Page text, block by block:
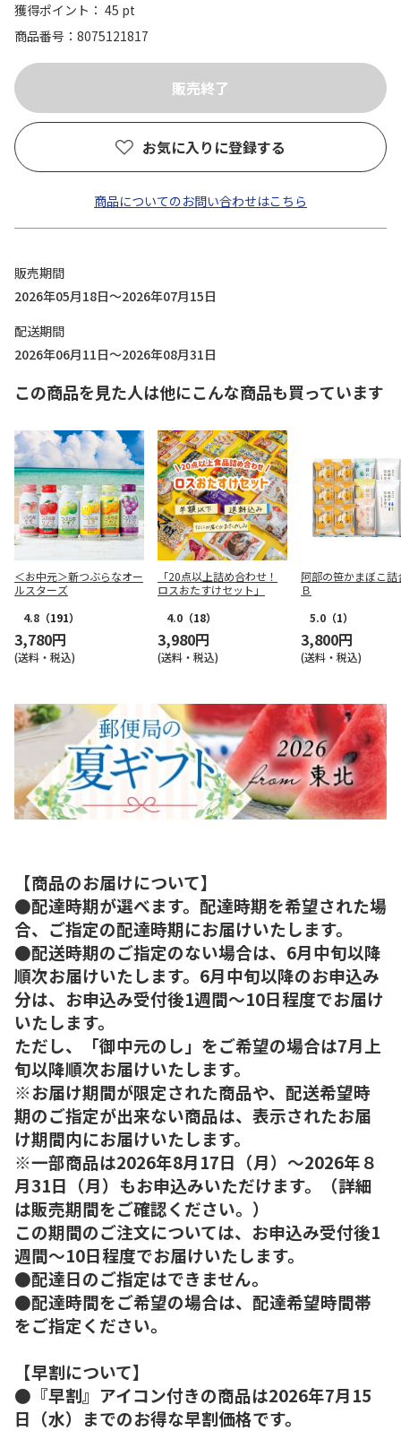
獲得ポイント： 45 pt
商品番号
8075121817
お気に入りに登録する
商品についてのお問い合わせはこちら
販売期間
2026年05月18日～2026年07月15日
配送期間
2026年06月11日～2026年08月31日
この商品を見た人は他にこんな商品も買っています
＜お中元＞新つぶらなオー
ルスターズ
4.8 （191）
3,780円
(送料・税込)
「20点以上詰め合わせ！
ロスおたすけセット」
4.0 （18）
3,980円
(送料・税込)
阿部の笹かまぼこ
Ｂ
5.0 （1）
3,800円
(送料・税込)
【商品のお届けについて】
●配達時期が選べます。配達時期を希望された場
合、ご指定の配達時期にお届けいたします。
●配送時期のご指定のない場合は、6月中旬以降
順次お届けいたします。6月中旬以降のお申込み
分は、お申込み受付後1週間～10日程度でお届け
いたします。
ただし、「御中元のし」をご希望の場合は7月上
旬以降順次お届けいたします。
※お届け期間が限定された商品や、配送希望時
期のご指定が出来ない商品は、表示されたお届
け期間内にお届けいたします。
※一部商品は2026年8月17日（月）～2026年８
月31日（月）もお申込みいただけます。（詳細
は販売期間をご確認ください。）
この期間のご注文については、お申込み受付後1
週間～10日程度でお届けいたします。
●配達日のご指定はできません。
●配達時間をご希望の場合は、配達希望時間帯
をご指定ください。
【早割について】
●『早割』アイコン付きの商品は2026年7月15
日（水）までのお得な早割価格です。